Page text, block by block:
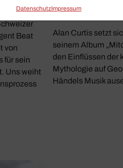
Daten­schutzImpressum
Beat
von
für sein
Uns weiht
In Händels
Alan Curtis setzt
seinem Album
den Einflüssen der
Mythologie auf
Händels Musik